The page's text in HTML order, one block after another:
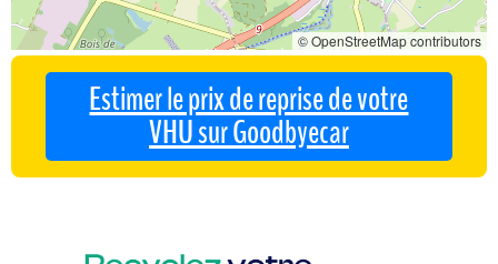
© OpenStreetMap contributors
Estimer le prix de reprise de votre
VHU sur Goodbyecar